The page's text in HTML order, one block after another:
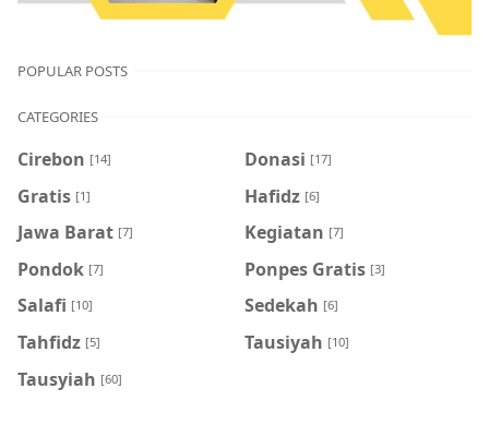
POPULAR POSTS
CATEGORIES
Cirebon [14] Donasi [17]
Gratis [1] Hafidz [6]
Jawa Barat [7] Kegiatan [7]
Pondok [7] Ponpes Gratis [3]
Salafi [10] Sedekah [6]
Tahfidz [5] Tausiyah [10]
Tausyiah [60]